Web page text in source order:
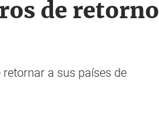
de retorno
a sus países de